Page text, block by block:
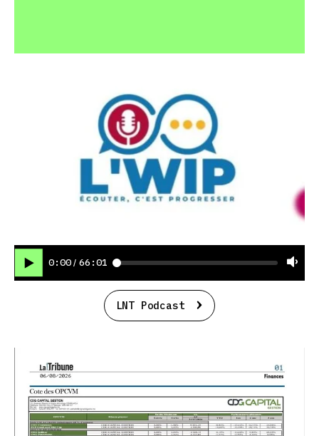
0:00 / 66:01
LNT Podcast